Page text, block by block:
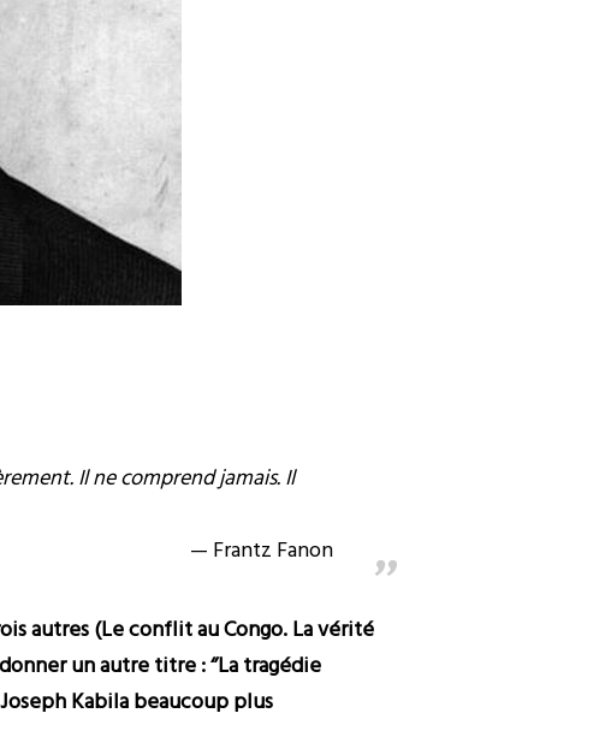
Il ne comprend jamais. Il
Frantz Fanon
autres (Le conflit au Congo. La vérité
un autre titre : ‘’La tragédie
Kabila beaucoup plus